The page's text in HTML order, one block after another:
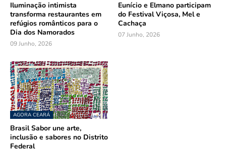
Iluminação intimista
transforma restaurantes em
refúgios românticos para o
Dia dos Namorados
09 Junho, 2026
Eunício e Elmano participam
do Festival Viçosa, Mel e
Cachaça
07 Junho, 2026
AGORA CEARÁ
Brasil Sabor une arte,
inclusão e sabores no Distrito
Federal